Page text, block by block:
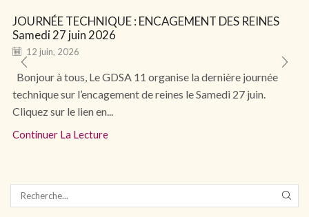
JOURNÉE TECHNIQUE : ENCAGEMENT DES REINES
Samedi 27 juin 2026
12 juin, 2026
Bonjour à tous, Le GDSA 11 organise la dernière journée
technique sur l’encagement de reines le Samedi 27 juin.
Cliquez sur le lien en...
Continuer La Lecture